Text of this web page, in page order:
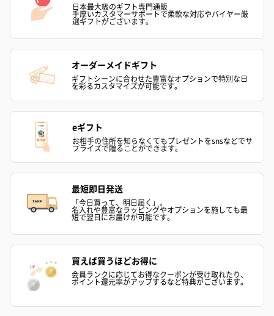
日本最大級のギフト専門通販
手厚いカスタマーサポートで柔軟な対応やバイヤー厳
選ギフトがございます。
オーダーメイドギフト
ギフトシーンに合わせた豊富なオプションで特別な日
を彩るカスタマイズが可能です。
eギフト
お相手の住所を知らなくてもプレゼントをsnsなどでサ
プライズで贈ることができます。
最短即日発送
「今日買って、明日届く」。
名入れや豊富なラッピングやオプションを施しても最
短で翌日にお届けが可能です。
買えば買うほどお得に
会員ランクに応じてお得なクーポンが受け取れたり、
ポイント還元率がアップするなど特典がございます。